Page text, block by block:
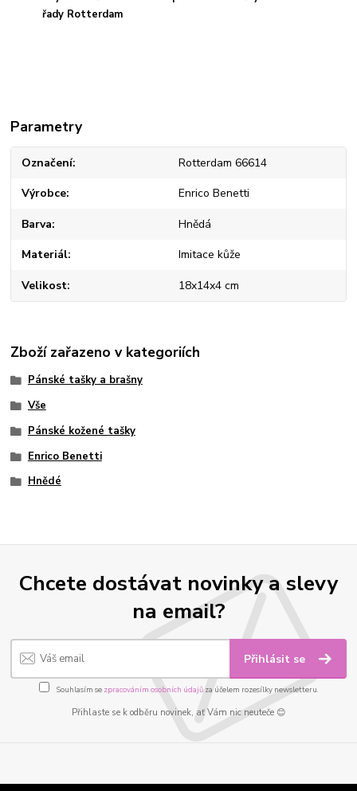
řady Rotterdam
Parametry
Označení Rotterdam 66614
Výrobce Enrico Benetti
Barva Hnědá
Materiál Imitace kůže
Velikost 18x14x4 cm
Zboží zařazeno v kategoriích
Pánské tašky a brašny
Vše
Pánské kožené tašky
Enrico Benetti
Hnědé
Chcete dostávat novinky a slevy
na email?
Přihlásit se
Souhlasím se zpracováním osobních údajůza účelem rozesílky newsletteru.
Přihlaste se k odběru novinek, ať Vám nic neuteče 😊